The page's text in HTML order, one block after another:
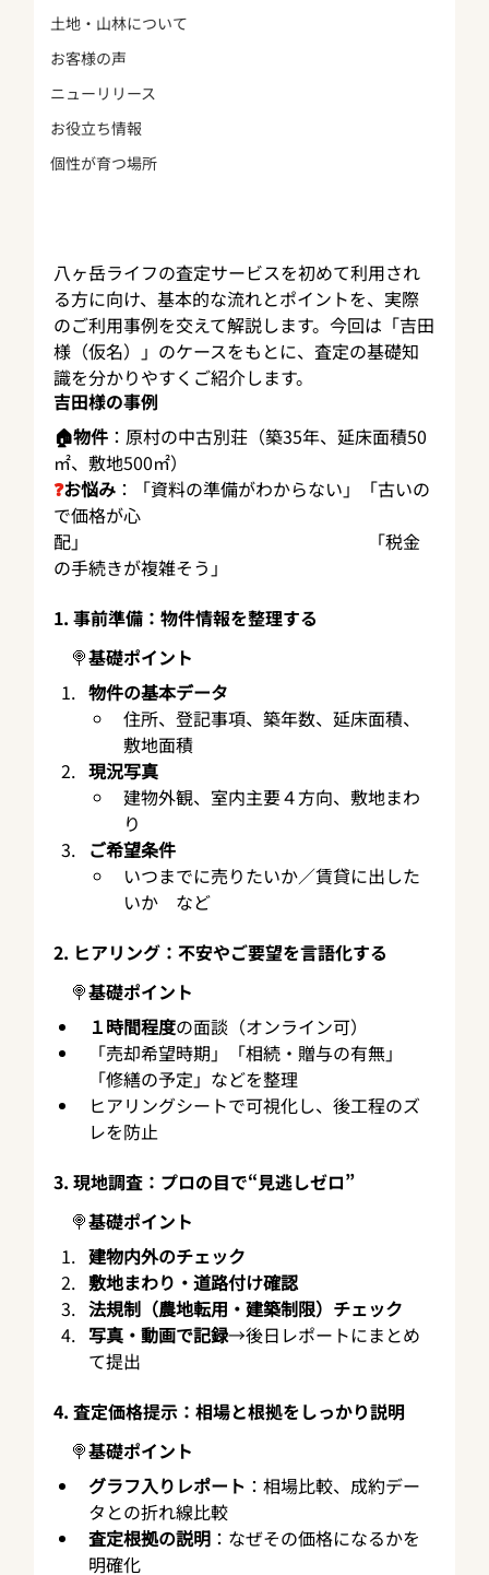
土地・山林について
お客様の声
ニューリリース
お役立ち情報
個性が育つ場所
八ヶ岳ライフの査定サービスを初めて利用され
る方に向け、基本的な流れとポイントを、実際
のご利用事例を交えて解説します。今回は「吉田
様（仮名）」のケースをもとに、査定の基礎知
識を分かりやすくご紹介します。
吉田様の事例
🏠物件：原村の中古別荘（築35年、延床面積50
㎡、敷地500㎡）
❓お悩み：「資料の準備がわからない」「古いの
で価格が心
配」　　　　　　　　　　　　　　　　「税金
の手続きが複雑そう」
1. 事前準備：物件情報を整理する
🍭基礎ポイント
物件の基本データ
住所、登記事項、築年数、延床面積、
敷地面積
現況写真
建物外観、室内主要４方向、敷地まわ
り
ご希望条件
いつまでに売りたいか／賃貸に出した
いか　など
2. ヒアリング：不安やご要望を言語化する
🍭基礎ポイント
１時間程度の面談（オンライン可）
「売却希望時期」「相続・贈与の有無」
「修繕の予定」などを整理
ヒアリングシートで可視化し、後工程のズ
レを防止
3. 現地調査：プロの目で“見逃しゼロ”
🍭基礎ポイント
建物内外のチェック
敷地まわり・道路付け確認
法規制（農地転用・建築制限）チェック
写真・動画で記録→後日レポートにまとめ
て提出
4. 査定価格提示：相場と根拠をしっかり説明
🍭基礎ポイント
グラフ入りレポート ：相場比較、成約デー
タとの折れ線比較
査定根拠の説明：なぜその価格になるかを
明確化